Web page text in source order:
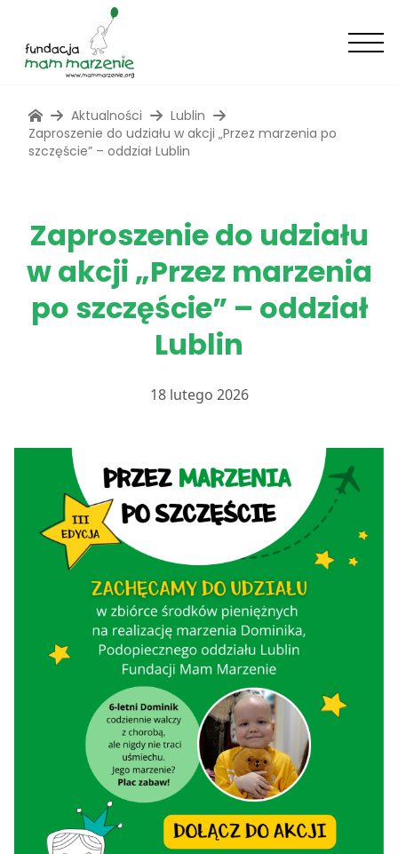
Aktualności
Lublin
Zaproszenie do udziału w akcji „Przez marzenia po
szczęście” – oddział Lublin
Zaproszenie do udziału
w akcji „Przez marzenia
po szczęście” – oddział
Lublin
18 lutego 2026